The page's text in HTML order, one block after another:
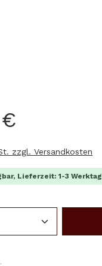
zzgl. Versandkosten
Lieferzeit: 1-3
Gib